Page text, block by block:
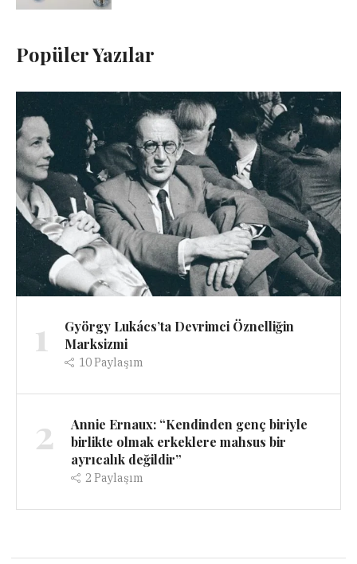
Popüler Yazılar
1
György Lukács’ta Devrimci Öznelliğin
Marksizmi
10Paylaşım
2
Annie Ernaux: “Kendinden genç biriyle
birlikte olmak erkeklere mahsus bir
ayrıcalık değildir”
2 Paylaşım